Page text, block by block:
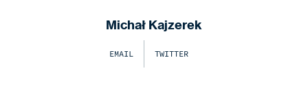
Michał Kajzerek
EMAIL TWITTER